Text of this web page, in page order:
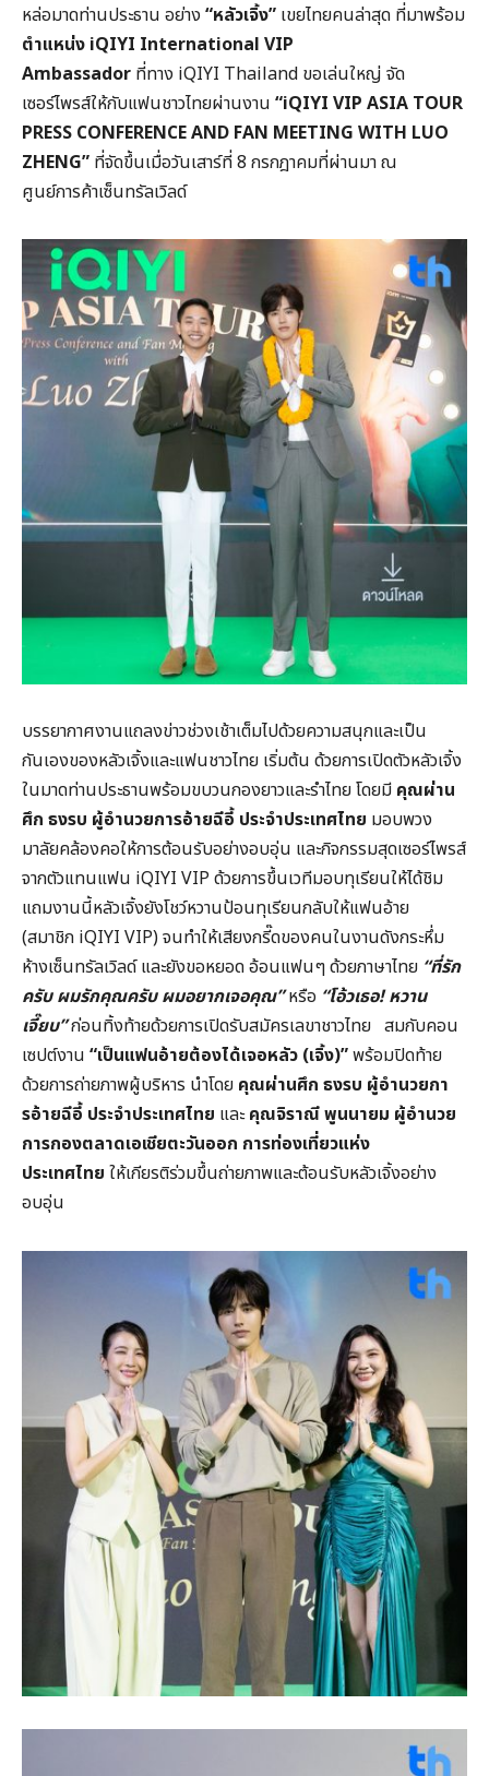
หล่อมาดท่านประธาน อย่าง “หลัวเจิ้ง” เขยไทยคนล่าสุด ที่มาพร้อม
ตำแหน่ง iQIYI International VIP
Ambassador ที่ทาง iQIYI Thailand ขอเล่นใหญ่ จัด
เซอร์ไพรส์ให้กับแฟนชาวไทยผ่านงาน “iQIYI VIP ASIA TOUR
PRESS CONFERENCE AND FAN MEETING WITH LUO
ZHENG” ที่จัดขึ้นเมื่อวันเสาร์ที่ 8 กรกฎาคมที่ผ่านมา ณ
ศูนย์การค้าเซ็นทรัลเวิลด์
บรรยากาศงานแถลงข่าวช่วงเช้าเต็มไปด้วยความสนุกและเป็น
กันเองของหลัวเจิ้งและแฟนชาวไทย เริ่มต้น ด้วยการเปิดตัวหลัวเจิ้ง
ในมาดท่านประธานพร้อมขบวนกองยาวและรำไทย โดยมี คุณผ่าน
ศึก ธงรบ ผู้อำนวยการอ้ายฉีอี้ ประจำประเทศไทย มอบพวง
มาลัยคล้องคอให้การต้อนรับอย่างอบอุ่น และกิจกรรมสุดเซอร์ไพรส์
จากตัวแทนแฟน iQIYI VIP ด้วยการขึ้นเวทีมอบทุเรียนให้ได้ชิม
แถมงานนี้หลัวเจิ้งยังโชว์หวานป้อนทุเรียนกลับให้แฟนอ้าย
(สมาชิก iQIYI VIP) จนทำให้เสียงกรี๊ดของคนในงานดังกระหึ่ม
ห้างเซ็นทรัลเวิลด์ และยังขอหยอด อ้อนแฟนๆ ด้วยภาษาไทย “ที่รัก
ครับ ผมรักคุณครับ ผมอยากเจอคุณ”หรือ “โอ้วเธอ! หวาน
เจี๊ยบ”ก่อนทิ้งท้ายด้วยการเปิดรับสมัครเลขาชาวไทย สมกับคอน
เซปต์งาน “เป็นแฟนอ้ายต้องได้เจอหลัว (เจิ้ง)”พร้อมปิดท้าย
ด้วยการถ่ายภาพผู้บริหาร นำโดย คุณผ่านศึก ธงรบ ผู้อำนวยกา
รอ้ายฉีอี้ ประจำประเทศไทย และคุณจิราณี พูนนายม ผู้อำนวย
การกองตลาดเอเชียตะวันออก การท่องเที่ยวแห่ง
ประเทศไทย ให้เกียรติร่วมขึ้นถ่ายภาพและต้อนรับหลัวเจิ้งอย่าง
อบอุ่น